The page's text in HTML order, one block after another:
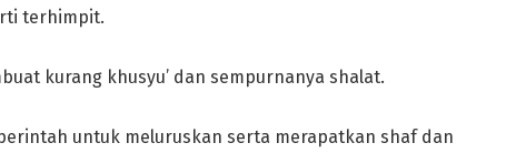
terhimpit.
kurang khusyu’ dan sempurnanya shalat.
untuk meluruskan serta merapatkan shaf dan